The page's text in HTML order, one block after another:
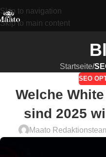
Skip to navigation
Skip to main content
Startseite/
SEO
Welche
sind 2025
Maato